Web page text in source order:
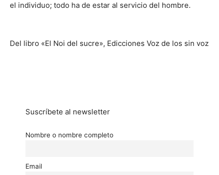
el individuo; todo ha de estar al servicio del hombre.
Del libro «El Noi del sucre», Edicciones Voz de los sin voz
Suscríbete al newsletter
Nombre o nombre completo
Email